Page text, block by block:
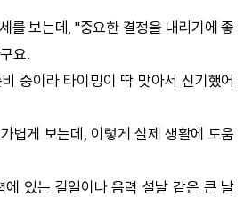
를 보는데, "중요한 결정을 내리기에 좋
요.
중이라 타이밍이 딱 맞아서 신기했어
볍게 보는데, 이렇게 실제 생활에 도움
에 있는 길일이나 음력 설날 같은 큰 날